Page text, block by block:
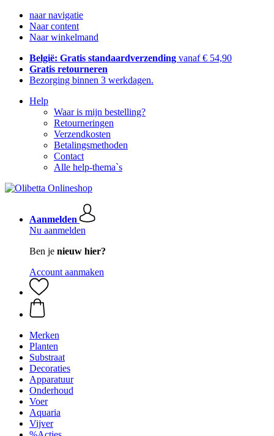
naar navigatie
Naar content
Naar winkelmand
België: Gratis standaardverzending vanaf € 54,90
Gratis retourneren
Bezorging binnen 3 werkdagen.
Help
Waar is mijn bestelling?
Retourneringen
Verzendkosten
Betalingsmethoden
Contact
Alle help-thema`s
Aanmelden
Nu aanmelden
Ben je nieuw hier?
Account aanmaken
Merken
Planten
Substraat
Decoraties
Apparatuur
Onderhoud
Voer
Aquaria
Vijver